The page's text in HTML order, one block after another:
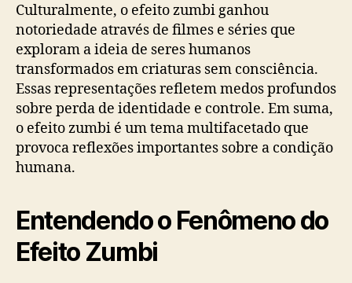
Culturalmente, o efeito zumbi ganhou
notoriedade através de filmes e séries que
exploram a ideia de seres humanos
transformados em criaturas sem consciência.
Essas representações refletem medos profundos
sobre perda de identidade e controle. Em suma,
o efeito zumbi é um tema multifacetado que
provoca reflexões importantes sobre a condição
humana.
Entendendo o Fenômeno do
Efeito Zumbi